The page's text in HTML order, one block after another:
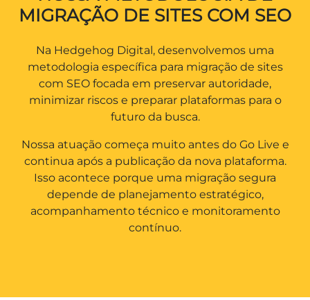
MIGRAÇÃO DE SITES COM SEO
Na Hedgehog Digital, desenvolvemos uma
metodologia específica para migração de sites
com SEO focada em preservar autoridade,
minimizar riscos e preparar plataformas para o
futuro da busca.
Nossa atuação começa muito antes do Go Live e
continua após a publicação da nova plataforma.
Isso acontece porque uma migração segura
depende de planejamento estratégico,
acompanhamento técnico e monitoramento
contínuo.